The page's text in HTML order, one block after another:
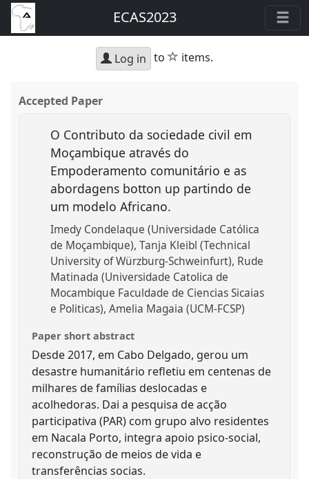
ECAS2023
Log in to star
items.
Accepted Paper
O Contributo da sociedade civil em
Moçambique através do
Empoderamento comunitário e as
abordagens botton up partindo de
um modelo Africano.
Imedy Condelaque (Universidade Católica
de Moçambique) Tanja Kleibl (Technical
University of Würzburg-Schweinfurt) Rude
Matinada (Universidade Catolica de
Mocambique Faculdade de Ciencias Sicaias
e Politicas) Amelia Magaia (UCM-FCSP)
Paper short abstract
Desde 2017, em Cabo Delgado, gerou um
desastre humanitário refletiu em centenas de
milhares de famílias deslocadas e
acolhedoras. Dai a pesquisa de acção
participativa (PAR) com grupo alvo residentes
em Nacala Porto, integra apoio psico-social,
reconstrução de meios de vida e
transferências socias.